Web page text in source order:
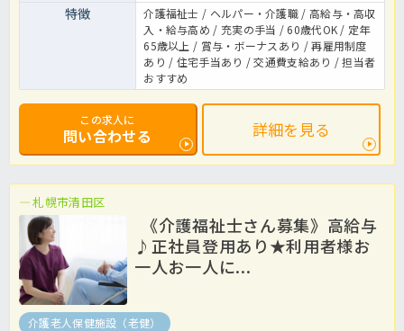
特徴
介護福祉士 / ヘルパー・介護職 / 高給与・高収
入・給与高め / 充実の手当 / 60歳代OK / 定年
65歳以上 / 賞与・ボーナスあり / 再雇用制度
あり / 住宅手当あり / 交通費支給あり / 担当者
おすすめ
この求人に
問い合わせる 詳細を見る
札幌市清田区
《介護福祉士さん募集》高給与
♪正社員登用あり★利用者様お
一人お一人に...
介護老人保健施設（老健）